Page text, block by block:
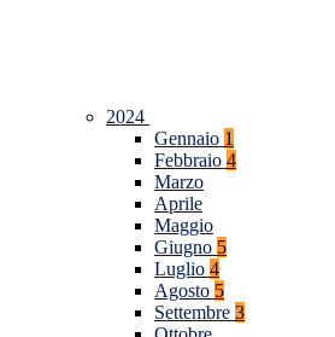
2024
Gennaio 1
Febbraio 4
Marzo
Aprile
Maggio
Giugno 5
Luglio 4
Agosto 5
Settembre 3